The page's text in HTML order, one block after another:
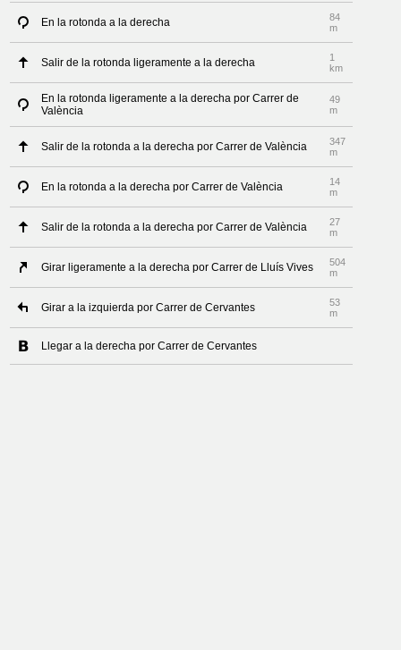
En la rotonda a la derecha
84
m
Salir de la rotonda ligeramente a la derecha
1
km
En la rotonda ligeramente a la derecha por Carrer de
València
49
m
Salir de la rotonda a la derecha por Carrer de València
347
m
En la rotonda a la derecha por Carrer de València
14
m
Salir de la rotonda a la derecha por Carrer de València
27
m
Girar ligeramente a la derecha por Carrer de Lluís Vives
504
m
Girar a la izquierda por Carrer de Cervantes
53
m
Llegar a la derecha por Carrer de Cervantes